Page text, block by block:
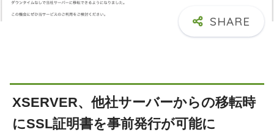
XSERVER、他社サーバーからの移転時
にSSL証明書を事前発行が可能に